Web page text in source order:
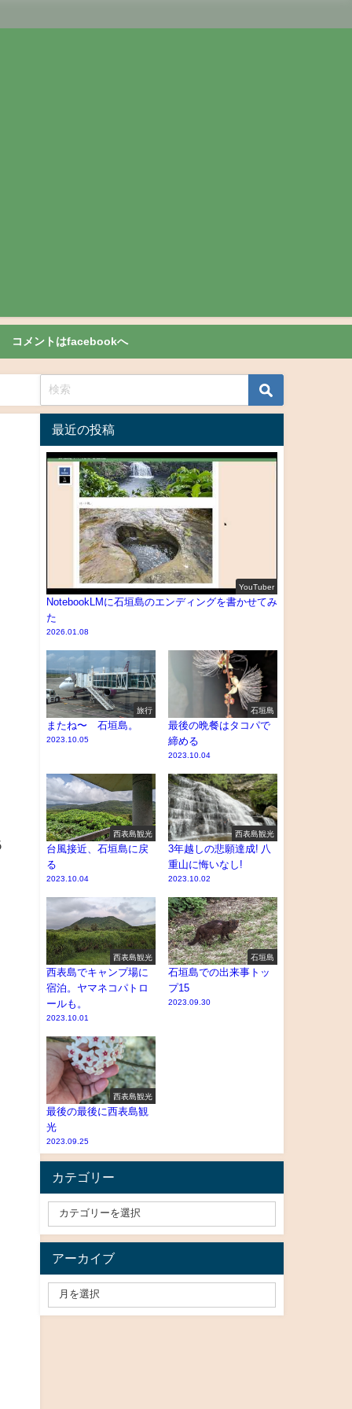
コメントはfacebookへ
最近の投稿
YouTuber
NotebookLMに石垣島のエンディングを書かせてみ
た
2026.01.08
旅行
またね〜 石垣島。
2023.10.05
石垣島
最後の晩餐はタコパで
締める
2023.10.04
西表島観光
台風接近、石垣島に戻
る
2023.10.04
西表島観光
3年越しの悲願達成! 八
重山に悔いなし!
2023.10.02
西表島観光
西表島でキャンプ場に
宿泊。ヤマネコパトロ
ールも。
2023.10.01
石垣島
石垣島での出来事トッ
プ15
2023.09.30
西表島観光
最後の最後に西表島観
光
2023.09.25
カテゴリー
アーカイブ